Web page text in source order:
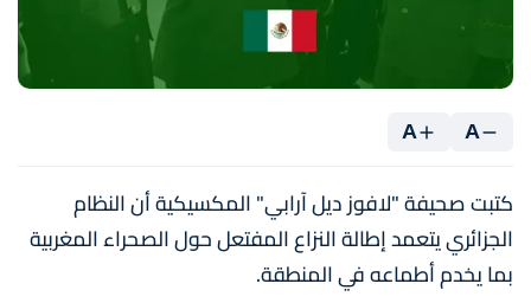
A
A
كتبت صحيفة "لافوز ديل آرابي" المكسيكية أن النظام
الجزائري يتعمد إطالة النزاع المفتعل حول الصحراء المغربية
بما يخدم أطماعه في المنطقة.